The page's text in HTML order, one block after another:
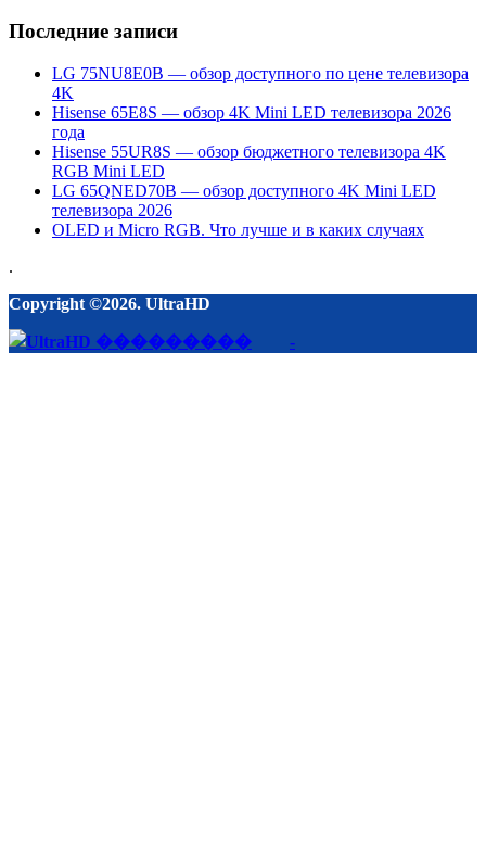
Последние записи
LG 75NU8E0B — обзор доступного по цене телевизора
4K
Hisense 65E8S — обзор 4K Mini LED телевизора 2026
года
Hisense 55UR8S — обзор бюджетного телевизора 4K
RGB Mini LED
LG 65QNED70B — обзор доступного 4K Mini LED
телевизора 2026
OLED и Micro RGB. Что лучше и в каких случаях
.
Copyright ©2026. UltraHD
-